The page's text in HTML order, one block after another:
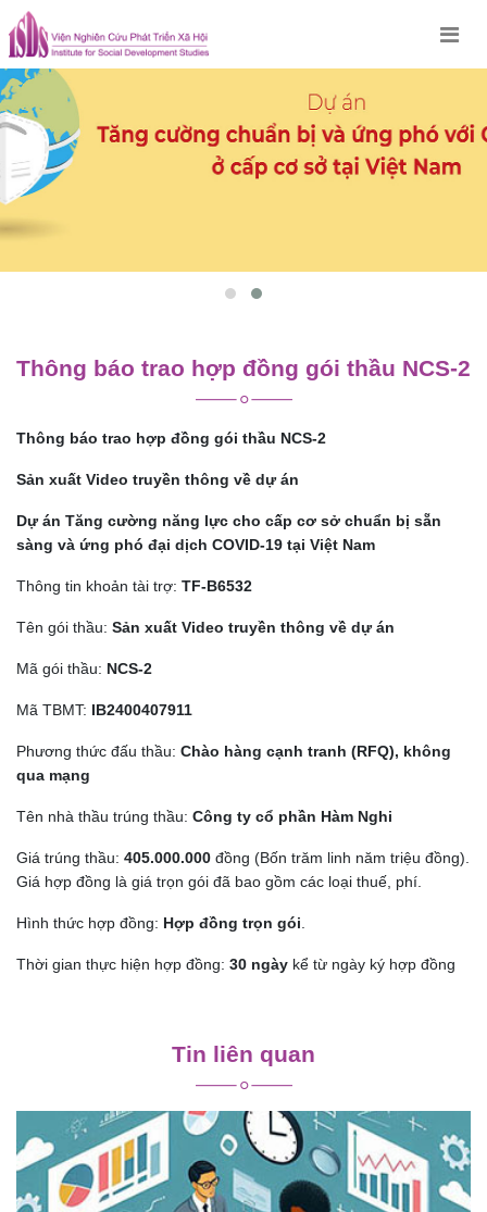
Skip
to
content
Thông báo trao hợp đồng gói thầu NCS-2
Thông báo trao hợp đồng gói thầu NCS-2
Sản xuất Video truyền thông về dự án
Dự án Tăng cường năng lực cho cấp cơ sở chuẩn bị sẵn
sàng và ứng phó đại dịch COVID-19 tại Việt Nam
Thông tin khoản tài trợ: TF-B6532
Tên gói thầu: Sản xuất Video truyền thông về dự án
Mã gói thầu: NCS-2
Mã TBMT: IB2400407911
Phương thức đấu thầu: Chào hàng cạnh tranh (RFQ), không
qua mạng
Tên nhà thầu trúng thầu: Công ty cổ phần Hàm Nghi
Giá trúng thầu: 405.000.000 đồng (Bốn trăm linh năm triệu đồng).
Giá hợp đồng là giá trọn gói đã bao gồm các loại thuế, phí.
Hình thức hợp đồng: Hợp đồng trọn gói
Thời gian thực hiện hợp đồng: 30 ngày kể từ ngày ký hợp đồng
viết
Tin liên quan